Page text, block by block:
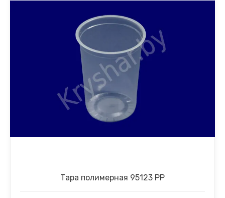
Тара полимерная 95123 РР